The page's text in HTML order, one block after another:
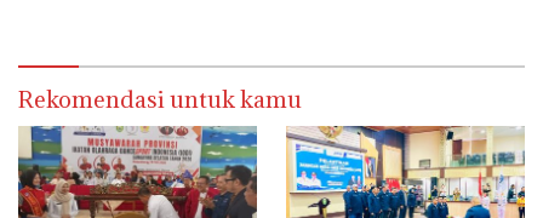
Rekomendasi untuk kamu